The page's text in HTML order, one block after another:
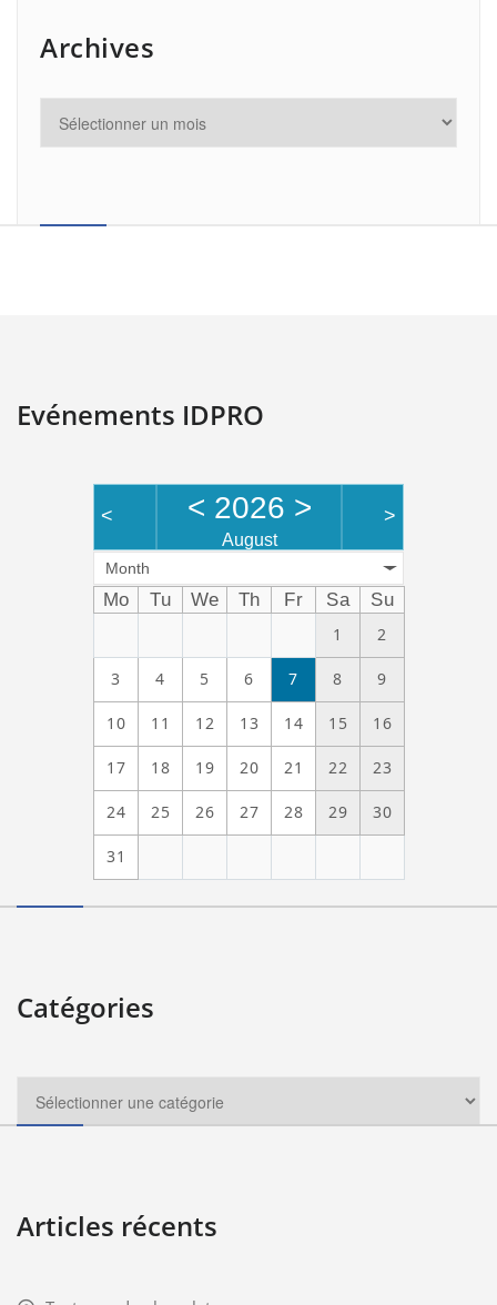
Archives
Evénements IDPRO
< < 2026 >
August
>
Month
Mo Tu We Th Fr Sa
Su
1
2
3 4 5 6 7 8 9
10 11 12 13 14 15 16
17 18 19 20 21 22 23
24 25 26 27 28 29 30
31
Catégories
Articles récents